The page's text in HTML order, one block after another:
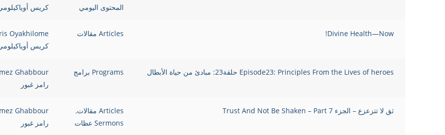
المحتوى اليومي
كريس
Divine Health—Now! Articles مقالات
Oyakhilome
كريس
Episode23: Principles From the Lives of heroes حلقة23: مبادئ من حياة الأبطال Programs برامج
Ghabbour
رامز غبور
ثق لا تتزعزع – الجزء 7 Trust And Not Be Shaken – Part Articles مقالات
,
Sermons عظات
Ghabbour
رامز غبور